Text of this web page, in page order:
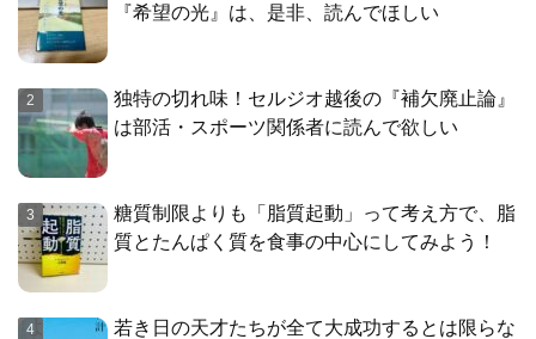
『希望の光』は、是非、読んでほしい
独特の切れ味！セルジオ越後の『補欠廃止論』
は部活・スポーツ関係者に読んで欲しい
糖質制限よりも「脂質起動」って考え方で、脂
質とたんぱく質を食事の中心にしてみよう！
若き日の天才たちが全て大成功するとは限らな